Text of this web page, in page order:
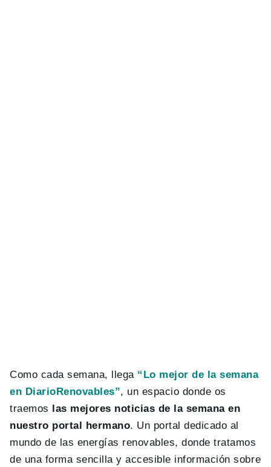
Como cada semana, llega “Lo mejor de la semana
en DiarioRenovables”, un espacio donde os
traemos las mejores noticias de la semana en
nuestro portal hermano. Un portal dedicado al
mundo de las energías renovables, donde tratamos
de una forma sencilla y accesible información sobre